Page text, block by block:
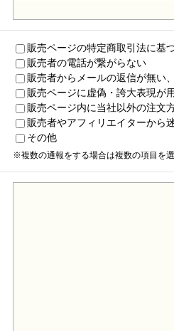
販売ページの特定商取引法に基
販売者の電話が繋がらない
販売者からメールの返信が無い
販売ページに虚偽・誇大表現が
販売ページ内に当社以外の注文
販売者やアフィリエイターから
その他
※複数の通報をする場合は複数の項目を選